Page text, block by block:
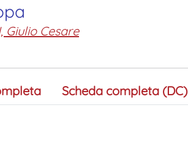
Giulio Cesare
Scheda completa (DC)